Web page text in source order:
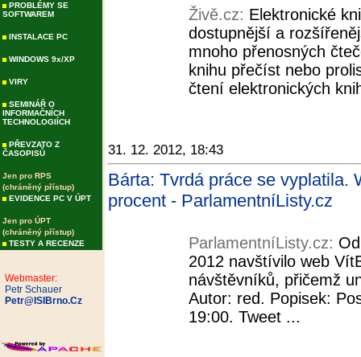
PROBLÉMY SE
SOFTWAREM
INSTALACE PC
WINDOWS 9x/XP
VIRY
SEMINÁŘ O
INFORMAČNÍCH
TECHNOLOGIÍCH
PŘEVZATO Z
ČASOPISŮ
Jen pro RPS
(chráněný přístup)
EVIDENCE PC V ÚPT
Jen pro ÚPT
(chráněný přístup)
TESTY A RECENZE
Webmaster:
Petr Schauer
Petr@ISIBrno.Cz
Živě.cz: Elektronické
dostupnější a
mnoho přenosných
knihu přečíst nebo
čtení elektronických
31. 12. 2012, 18:43
Bárta: Tvrdá práce se vyplatila.
procent - ParlamentníListy.cz
ParlamentníListy.cz:
2012 navštívilo web
návštěvníků, přičemž
Autor: red. Popisek:
19:00. Tweet ...